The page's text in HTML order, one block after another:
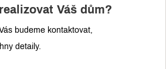
Váš dům?
budeme kontaktovat,
detaily.